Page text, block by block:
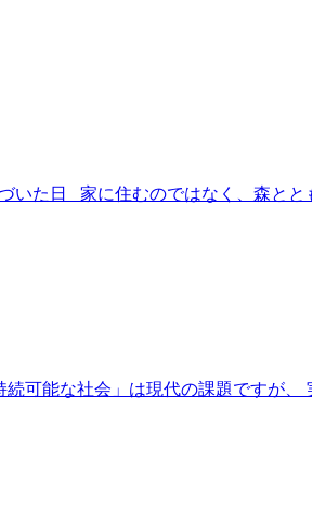
いた日 家に住むのではなく、森と
可能な社会」は現代の課題ですが